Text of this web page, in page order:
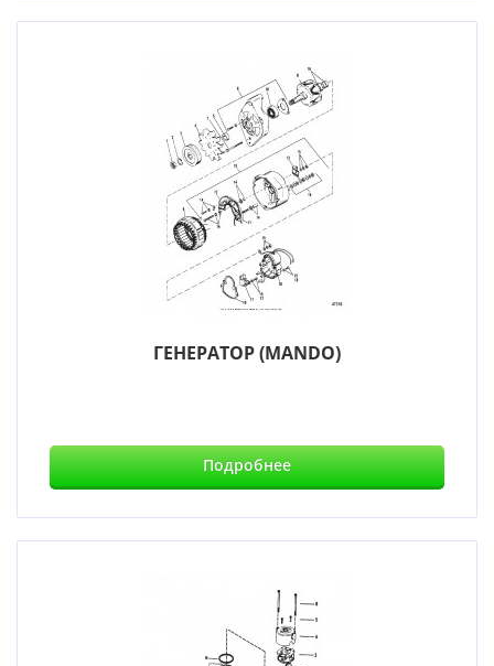
ГЕНЕРАТОР (MANDO)
Подробнее